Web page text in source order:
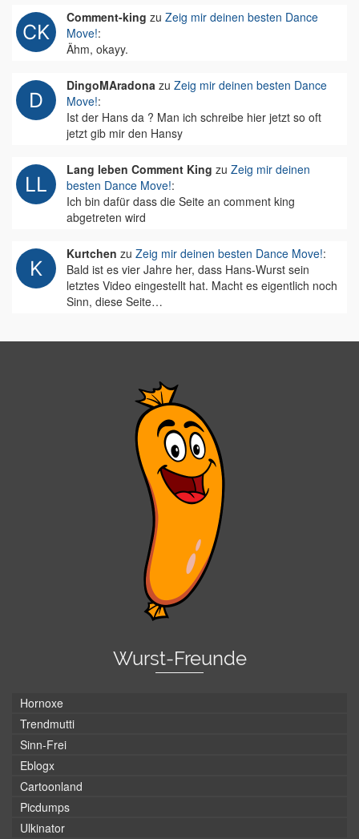
Comment-king zu Zeig mir deinen besten Dance
Move!:
Ähm, okayy.
DingoMAradona zu Zeig mir deinen besten Dance
Move!:
Ist der Hans da ? Man ich schreibe hier jetzt so oft
jetzt gib mir den Hansy
Lang leben Comment King zu Zeig mir deinen
besten Dance Move!:
Ich bin dafür dass die Seite an comment king
abgetreten wird
Kurtchen zu Zeig mir deinen besten Dance Move!:
Bald ist es vier Jahre her, dass Hans-Wurst sein
letztes Video eingestellt hat. Macht es eigentlich noch
Sinn, diese Seite…
Wurst-Freunde
Hornoxe
Trendmutti
Sinn-Frei
Eblogx
Cartoonland
Picdumps
Ulkinator